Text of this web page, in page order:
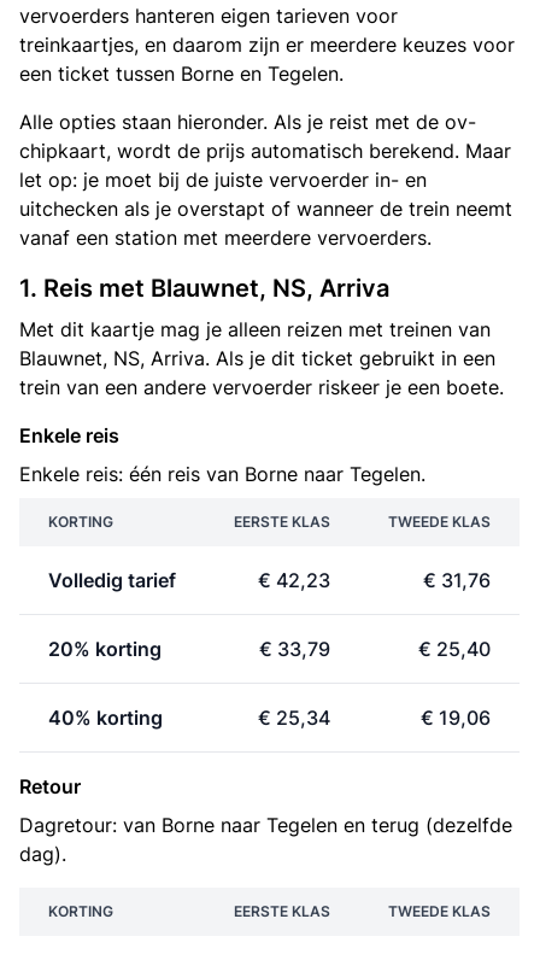
vervoerders hanteren eigen tarieven voor
treinkaartjes, en daarom zijn er meerdere keuzes voor
een ticket tussen Borne en Tegelen.
Alle opties staan hieronder. Als je reist met de ov-
chipkaart, wordt de prijs automatisch berekend. Maar
let op: je moet bij de juiste vervoerder in- en
uitchecken als je overstapt of wanneer de trein neemt
vanaf een station met meerdere vervoerders.
1. Reis met Blauwnet, NS, Arriva
Met dit kaartje mag je alleen reizen met treinen van
Blauwnet, NS, Arriva. Als je dit ticket gebruikt in een
trein van een andere vervoerder riskeer je een boete.
Enkele reis
Enkele reis: één reis van Borne naar Tegelen.
KORTING EERSTE KLAS TWEEDE KLAS
Volledig tarief € 42,23 € 31,76
20% korting € 33,79 € 25,40
40% korting € 25,34 € 19,06
Retour
Dagretour: van Borne naar Tegelen en terug (dezelfde
dag).
KORTING EERSTE KLAS TWEEDE KLAS